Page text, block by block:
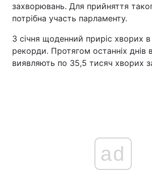
захворювань. Для прийняття
потрібна участь парламенту.
З січня щоденний приріс хворих в
рекорди. Протягом останніх днів
виявляють по 35,5 тисяч хворих
ad